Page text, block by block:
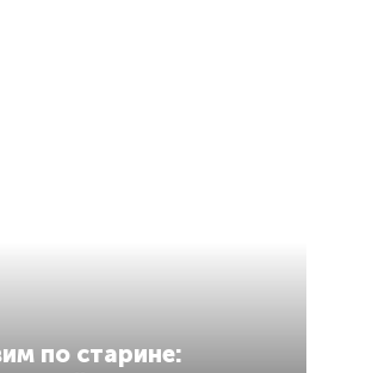
по старине: